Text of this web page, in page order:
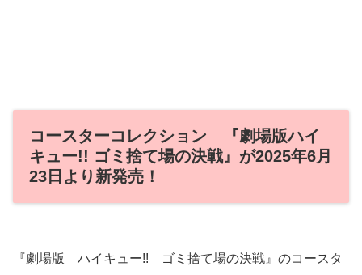
コースターコレクション 『劇場版ハイ
キュー!! ゴミ捨て場の決戦』が2025年6月
23日より新発売！
『劇場版 ハイキュー!! ゴミ捨て場の決戦』のコースタ